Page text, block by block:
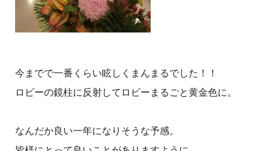
今までで一番くらい眩しくまんまるでした！！
ロビーの鏡柱に反射してロビーまるごと黄金色に。
なんだか良い一年になりそうな予感。